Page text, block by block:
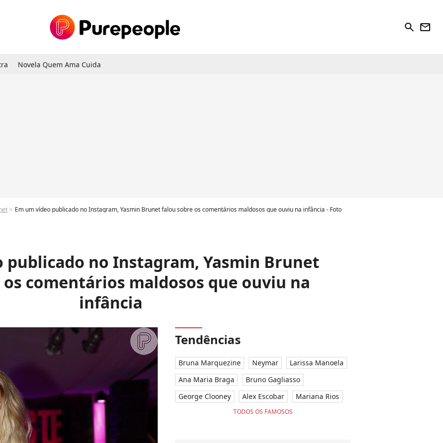
search newsletter
Novela Quem Ama Cuida
Em um vídeo publicado no Instagram, Yasmin Brunet falou sobre os comentários maldosos que ouviu na infância - Foto
publicado no Instagram, Yasmin Brunet
comentários maldosos que ouviu na
infância
Tendências
Bruna Marquezine Neymar
Larissa Manoela
Ana Maria Braga
Bruno Gagliasso
George Clooney
Alex Escobar Mariana Rios
TODOS OS FAMOSOS